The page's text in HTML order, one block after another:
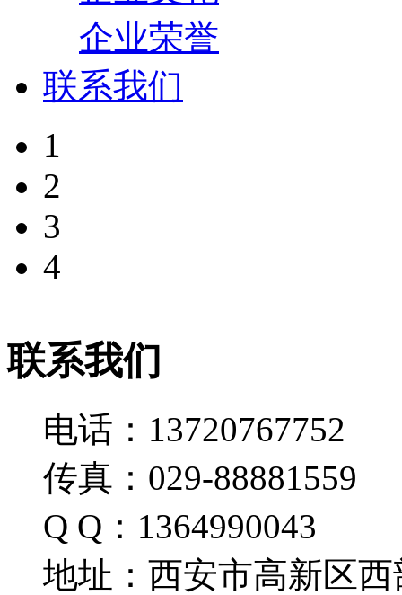
企业荣誉
联系我们
1
2
3
4
联系我们
电话：13720767752
传真：029-88881559
Q Q：1364990043
地址：西安市高新区西